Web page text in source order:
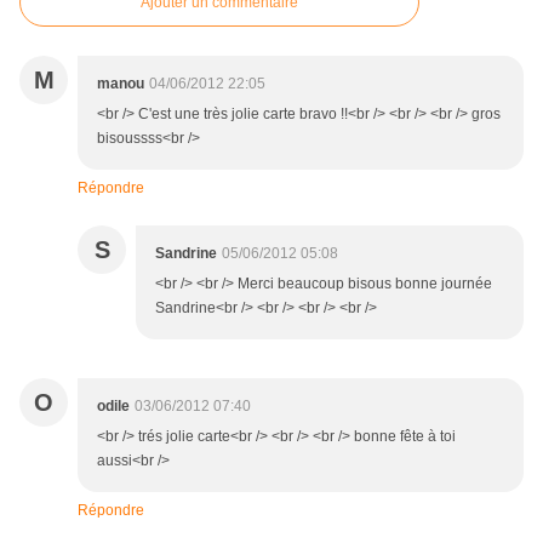
M manou 04/06/2012 22:05
<br /> C'est une très jolie carte bravo !!<br /> <br /> <br /> gros
bisoussss<br />
Répondre
S Sandrine 05/06/2012 05:08
<br /> <br /> Merci beaucoup bisous bonne journée
Sandrine<br /> <br /> <br /> <br />
O odile 03/06/2012 07:40
<br /> trés jolie carte<br /> <br /> <br /> bonne fête à toi
aussi<br />
Répondre